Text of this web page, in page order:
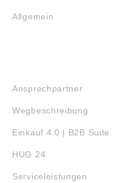
Allgemein
Ansprechpartner
Wegbeschreibung
Einkauf 4.0 | B2B Suite
HUG 24
Serviceleistungen